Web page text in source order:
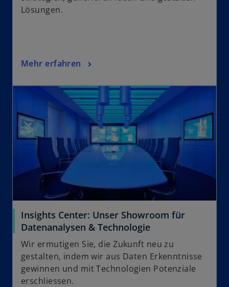
Lösungen.
Mehr erfahren
Insights Center: Unser Showroom für
Datenanalysen & Technologie
Wir ermutigen Sie, die Zukunft neu zu
gestalten, indem wir aus Daten Erkenntnisse
gewinnen und mit Technologien Potenziale
erschliessen.